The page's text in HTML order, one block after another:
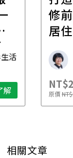
活
解
修
居
原價
相關文章